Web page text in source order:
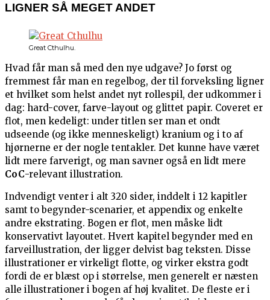
LIGNER SÅ MEGET ANDET
Great Cthulhu.
Hvad får man så med den nye udgave? Jo først og
fremmest får man en regelbog, der til forveksling ligner
et hvilket som helst andet nyt rollespil, der udkommer i
dag: hard-cover, farve-layout og glittet papir. Coveret er
flot, men kedeligt: under titlen ser man et ondt
udseende (og ikke menneskeligt) kranium og i to af
hjørnerne er der nogle tentakler. Det kunne have været
lidt mere farverigt, og man savner også en lidt mere
CoC-relevant illustration.
Indvendigt venter i alt 320 sider, inddelt i 12 kapitler
samt to begynder-scenarier, et appendix og enkelte
andre ekstrating. Bogen er flot, men måske lidt
konservativt layoutet. Hvert kapitel begynder med en
farveillustration, der ligger delvist bag teksten. Disse
illustrationer er virkeligt flotte, og virker ekstra godt
fordi de er blæst op i størrelse, men generelt er næsten
alle illustrationer i bogen af høj kvalitet. De fleste er i